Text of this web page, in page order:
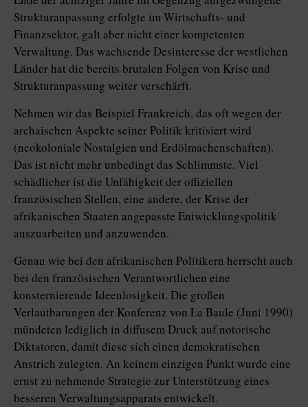
Strukturanpassung erfolgte im Wirtschafts- und
Finanzsektor, galt aber nicht einer kompetenten
Verwaltung. Das wachsende Desinteresse der westlichen
Länder hat die bereits brutalen Folgen von Krise und
Strukturanpassung weiter verschärft.
Nehmen wir das Beispiel Frankreich, das oft wegen der
archaischen Aspekte seiner Politik kritisiert wird
(neokoloniale Nostalgien und Erdölmachenschaften).
Das ist nicht mehr unbedingt das Schlimmste. Viel
schädlicher ist die Unfähigkeit der offiziellen
französischen Stellen, eine andere, der Krise der
afrikanischen Staaten angepasste Entwicklungspolitik
auszuarbeiten und anzuwenden.
Genau wie bei den afrikanischen Politikern herrscht auch
bei den französischen Verantwortlichen eine
konsternierende Ideenlosigkeit. Die großen
Verlautbarungen der Konferenz von La Baule (Juni 1990)
mündeten lediglich in diffusem Druck auf notorische
Diktatoren, damit diese sich einen demokratischen
Anstrich zulegten. An keinem einzigen Punkt wurde eine
ernst zu nehmende Strategie zur Unterstützung eines
besseren Verwaltungsapparats entwickelt.